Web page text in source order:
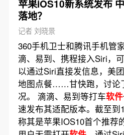
苹果iOS10新系统发布
落地？
记者 刘晓景
360手机卫士和腾讯手机管
滴、易到、携程接入Siri，
以通过Siri直接发信息，美
地图点餐……甘快跑，讨论
况。 滴滴、易到等打车软件
速发布其适配版本。截至
称其是苹果IOS10首个推荐